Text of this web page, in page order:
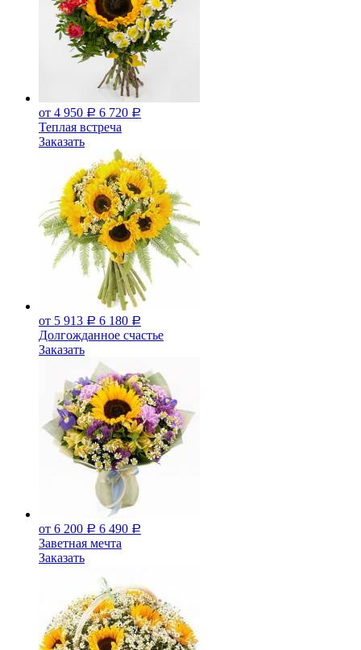
от 4 950 Р 6 720 Р
Теплая встреча
Заказать
от 5 913 Р 6 180 Р
Долгожданное счастье
Заказать
от 6 200 Р 6 490 Р
Заветная мечта
Заказать